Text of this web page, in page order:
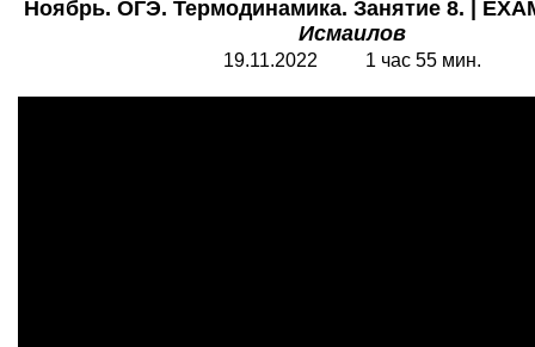
Ноябрь. ОГЭ. Термодинамика. Занятие 8. |
Исмаилов
19.11.2022 1 час 55 мин.